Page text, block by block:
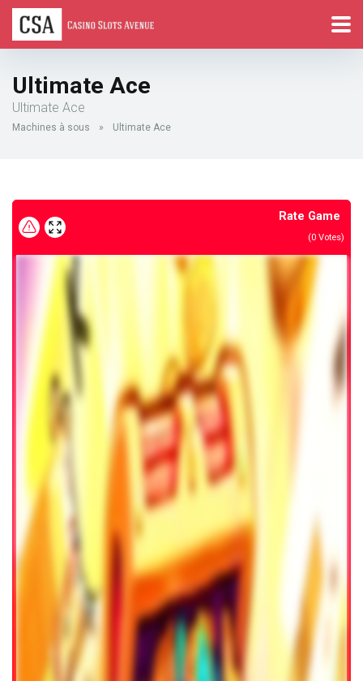
Ultimate Ace
Ultimate Ace
Machines à sous » Ultimate Ace
Rate Game
(0 Votes)